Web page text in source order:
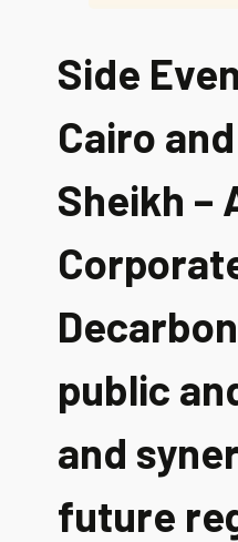
Side
Cairo
Sheikh –
public
and
future